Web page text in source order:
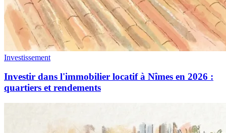
Investissement
Investir dans l'immobilier locatif à Nîmes en 2026 :
quartiers et rendements